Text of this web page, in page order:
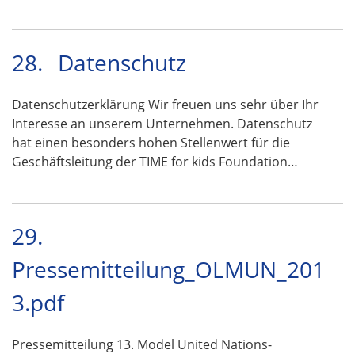
28. Datenschutz
Datenschutzerklärung Wir freuen uns sehr über Ihr
Interesse an unserem Unternehmen. Datenschutz
hat einen besonders hohen Stellenwert für die
Geschäftsleitung der TIME for kids Foundation…
29.
Pressemitteilung_OLMUN_201
3.pdf
Pressemitteilung 13. Model United Nations-